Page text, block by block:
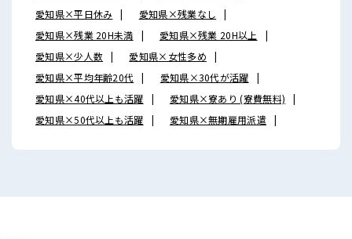
愛知県×平日休み
愛知県×残業なし
愛知県×残業 20H未満
愛知県×残業 20H以上
愛知県×少人数
愛知県×女性多め
愛知県×平均年齢20代
愛知県×30代が活躍
愛知県×40代以上も活躍
愛知県×寮あり (寮費無料)
愛知県×50代以上も活躍
愛知県×無期雇用派遣